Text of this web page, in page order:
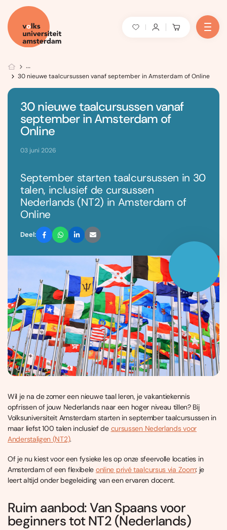
30 nieuwe taalcursussen vanaf september in Amsterdam of Online
30 nieuwe taalcursussen vanaf
september in Amsterdam of
Online
03 juni 2026
September starten taalcursussen in 30
talen, inclusief de cursussen
Nederlands (NT2) in Amsterdam of
Online
Deel:
Wil je na de zomer een nieuwe taal leren, je vakantiekennis
opfrissen of jouw Nederlands naar een hoger niveau tillen? Bij
Volksuniversiteit Amsterdam starten in september taalcursussen in
maar liefst 100 talen inclusief de cursussen Nederlands voor
Anderstaligen (NT2).
Of je nu kiest voor een fysieke les op onze sfeervolle locaties in
Amsterdam of een flexibele online privé taalcursus via Zoom: je
leert altijd onder begeleiding van een ervaren docent.
Ruim aanbod: Van Spaans voor
beginners tot NT2 (Nederlands)